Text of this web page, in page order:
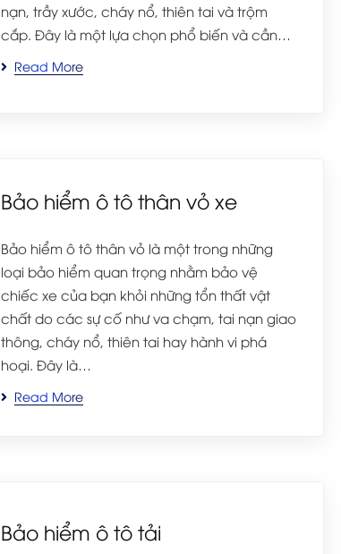
nạn, trầy xước, cháy nổ, thiên tai và trộm
cắp. Đây là một lựa chọn phổ biến và cần…
Read More
Bảo hiểm ô tô thân vỏ xe
Bảo hiểm ô tô thân vỏ là một trong những
loại bảo hiểm quan trọng nhằm bảo vệ
chiếc xe của bạn khỏi những tổn thất vật
chất do các sự cố như va chạm, tai nạn giao
thông, cháy nổ, thiên tai hay hành vi phá
hoại. Đây là…
Read More
Bảo hiểm ô tô tải